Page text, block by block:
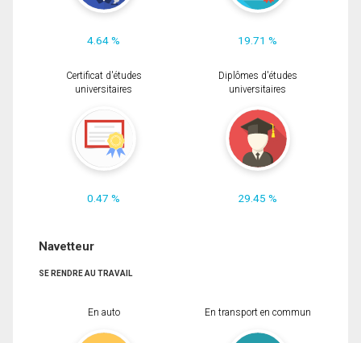
4.64 % 19.71 %
Certificat d'études
universitaires
0.47 %
Diplômes d'études
universitaires
29.45 %
Navetteur
SE RENDRE AU TRAVAIL
En auto En transport en commun